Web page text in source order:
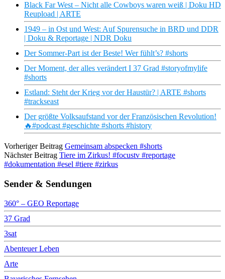
Black Far West – Nicht alle Cowboys waren weiß | Doku HD
Reupload | ARTE
1949 – in Ost und West: Auf Spurensuche in BRD und DDR
| Doku & Reportage | NDR Doku
Der Sommer-Part ist der Beste! Wer fühlt’s? #shorts
Der Moment, der alles verändert I 37 Grad #storyofmylife
#shorts
Estland: Steht der Krieg vor der Haustür? | ARTE #shorts
#trackseast
Der größte Volksaufstand vor der Französischen Revolution!
🔥#podcast #geschichte #shorts #history
Vorheriger Beitrag Gemeinsam abspecken #shorts
Nächster Beitrag Tiere im Zirkus! #focustv #reportage
#dokumentation #esel #tiere #zirkus
Sender & Sendungen
360° – GEO Reportage
37 Grad
3sat
Abenteuer Leben
Arte